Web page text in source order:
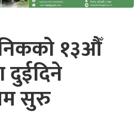
१३औँ
दुईदिने
सुरु